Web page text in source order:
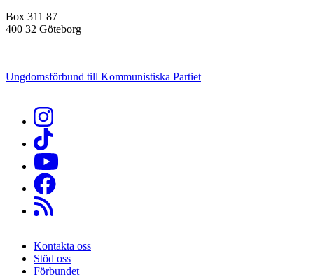
Box 311 87
400 32 Göteborg
Ungdomsförbund till Kommunistiska Partiet
Sidfot
Kontakta oss
Stöd oss
Förbundet